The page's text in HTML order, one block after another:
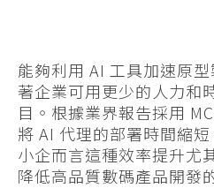
能夠利用 AI 工具加速原
著企業可用更少的人力和
目。根據業界報告採用
將 AI 代理的部署時間縮
小企而言這種效率提升尤
降低高品質數碼產品開發